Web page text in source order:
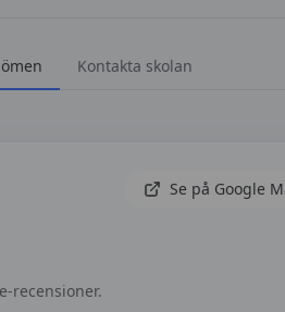
Kontakta skolan
Se på Google
recensioner.